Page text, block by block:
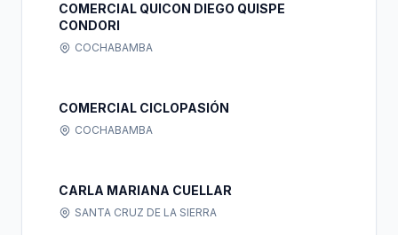
COMERCIAL QUICON DIEGO QUISPE
CONDORI
COCHABAMBA
COMERCIAL CICLOPASIÓN
COCHABAMBA
CARLA MARIANA CUELLAR
SANTA CRUZ DE LA SIERRA